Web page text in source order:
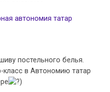
автономия татар
постельного белья.
в Автономию татар
)